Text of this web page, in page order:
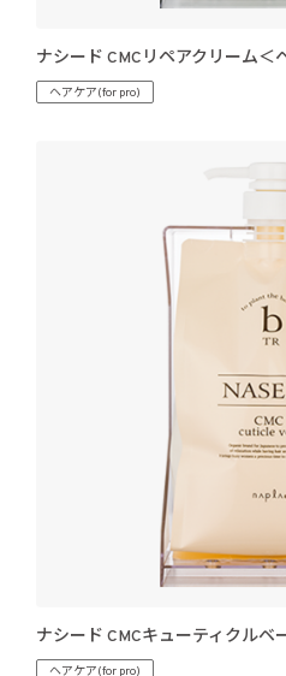
ナシード CMCリペアクリーム＜
ヘアケア(for pro)
ナシード CMCキューティクル
ヘアケア(for pro)